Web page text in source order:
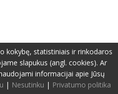
Privatumo politika
Svetainę sukūrė:www.pepa.lt
kokybę, statistiniais ir rinkodaros
slapukus (angl. cookies). Ar
informacijai apie Jūsų
| Nesutinku | Privatumo politika